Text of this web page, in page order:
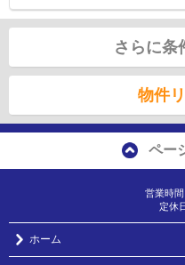
さらに条
物件
ペー
営業時
定休
ホーム